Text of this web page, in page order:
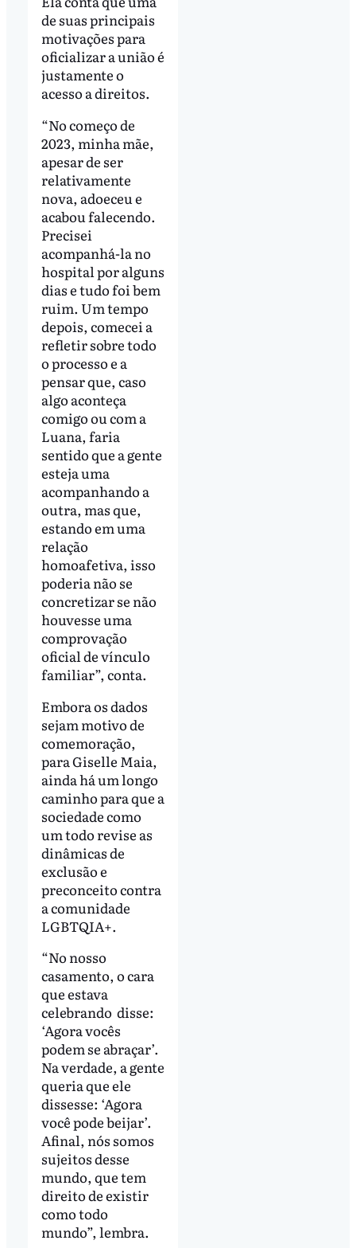
de suas principais
motivações para
oficializar a união é
justamente o
acesso a direitos.
“No começo de
2023, minha mãe,
apesar de ser
relativamente
nova, adoeceu e
acabou falecendo.
Precisei
acompanhá-la no
hospital por alguns
dias e tudo foi bem
ruim. Um tempo
depois, comecei a
refletir sobre todo
o processo e a
pensar que, caso
algo aconteça
comigo ou com a
Luana, faria
sentido que a gente
esteja uma
acompanhando a
outra, mas que,
estando em uma
relação
homoafetiva, isso
poderia não se
concretizar se não
houvesse uma
comprovação
oficial de vínculo
familiar”, conta.
Embora os dados
sejam motivo de
comemoração,
para Giselle Maia,
ainda há um longo
caminho para que a
sociedade como
um todo revise as
dinâmicas de
exclusão e
preconceito contra
a comunidade
LGBTQIA+.
“No nosso
casamento, o cara
que estava
celebrando disse:
‘Agora vocês
podem se abraçar’.
Na verdade, a gente
queria que ele
dissesse: ‘Agora
você pode beijar’.
Afinal, nós somos
sujeitos desse
mundo, que tem
direito de existir
como todo
mundo”, lembra.